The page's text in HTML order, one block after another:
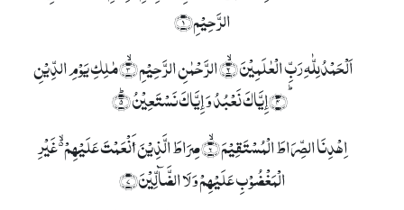
الرَّحِیۡمِ﴿۱﴾
اَلۡحَمۡدُلِلّٰہِ رَبِّ الۡعٰلَمِیۡنَ ۙ﴿۲﴾ الرَّحۡمٰنِ الرَّحِیۡمِ ۙ﴿۳﴾ مٰلِکِ یَوۡمِ الدِّیۡنِ
ؕ﴿۴﴾إِیَّاکَ نَعۡبُدُ وَ إِیَّاکَ نَسۡتَعِیۡنُ ؕ﴿۵﴾
اِہۡدِنَا الصِّرَاطَ الۡمُسۡتَقِیۡمَ ۙ﴿۶﴾ صِرَاطَ الَّذِیۡنَ أَنۡعَمۡتَ عَلَیۡہِمۡ ۬ۙ غَیۡرِ
الۡمَغۡضُوۡبِ عَلَیۡہِمۡ وَ لَا الضَّآلِّیۡنَ﴿۷﴾